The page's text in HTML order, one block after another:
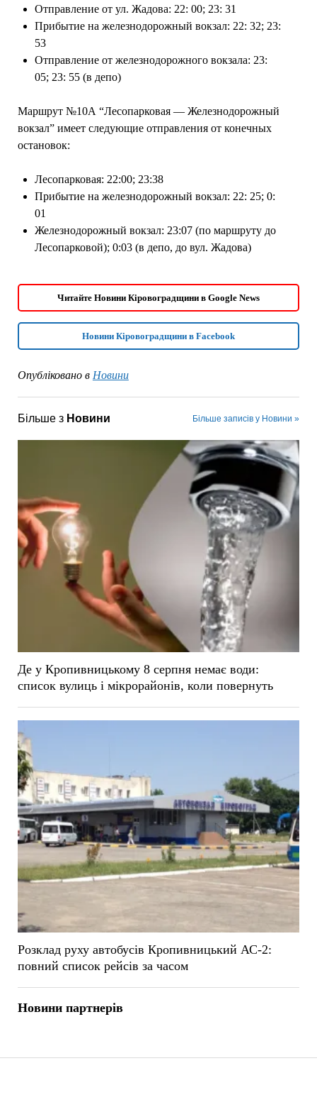
Отправление от ул. Жадова: 22: 00; 23: 31
Прибытие на железнодорожный вокзал: 22: 32; 23:
53
Отправление от железнодорожного вокзала: 23:
05; 23: 55 (в депо)
Маршрут №10А “Лесопарковая — Железнодорожный
вокзал” имеет следующие отправления от конечных
остановок:
Лесопарковая: 22:00; 23:38
Прибытие на железнодорожный вокзал: 22: 25; 0:
01
Железнодорожный вокзал: 23:07 (по маршруту до
Лесопарковой); 0:03 (в депо, до вул. Жадова)
Читайте Новини Кіровоградщини в Google News
Новини Кіровоградщини в Facebook
Опубліковано в Новини
Більше з Новини Більше записів у Новини »
Де у Кропивницькому 8 серпня немає води:
список вулиць і мікрорайонів, коли повернуть
Розклад руху автобусів Кропивницький АС-2:
повний список рейсів за часом
Новини партнерів